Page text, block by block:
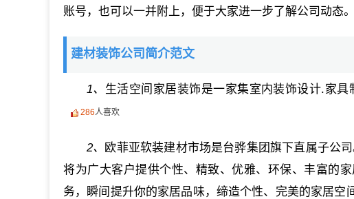
账号，也可以一并附上，便于大家进一步了解公司动态。
建材装饰公司简介范文
1、 生活空间家居装饰是一家集室内装饰设计.家
286人喜欢
2、 欧菲亚软装建材市场是台骅集团旗下直属子公
将为广大客户提供个性、精致、优雅、环保、丰富的
务，瞬间提升你的家居品味，缔造个性、完美的家居空